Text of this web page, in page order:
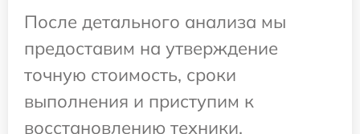
После детального анализа мы
предоставим на утверждение
точную стоимость, сроки
выполнения и приступим к
восстановлению техники.